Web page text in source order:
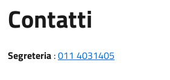
Contatti
Segreteria:011 4031405